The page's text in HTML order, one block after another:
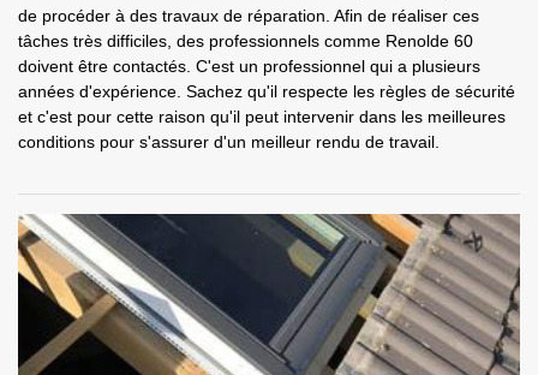
de procéder à des travaux de réparation. Afin de réaliser ces
tâches très difficiles, des professionnels comme Renolde 60
doivent être contactés. C'est un professionnel qui a plusieurs
années d'expérience. Sachez qu'il respecte les règles de sécurité
et c'est pour cette raison qu'il peut intervenir dans les meilleures
conditions pour s'assurer d'un meilleur rendu de travail.